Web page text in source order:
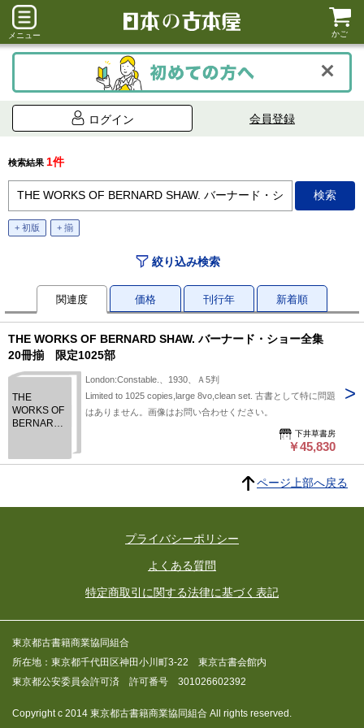
メニュー かご
ログイン 会員登録
検索結果 1件
+ 初版 + 揃
絞り込み検索
関連度 価格 刊行年 新着順
THE WORKS OF BERNARD SHAW. バーナード・ショー全集
20冊揃 限定1025部
THE
WORKS OF
BERNARD
ョー全集
London:Constable.、1930、Ａ5判
Limited to 1025 copies,large 8vo,clean set. 古書として特に問題
はありません。画像はお問い合わせください。
下井草書房
￥45,830
ページ上部へ戻る
プライバシーポリシー
よくある質問
特定商取引に関する法律に基づく表記
東京都古書籍商業協同組合
所在地：東京都千代田区神田小川町3-22 東京古書会館内
東京都公安委員会許可済 許可番号 301026602392
Copyright c 2014 東京都古書籍商業協同組合 All rights reserved.